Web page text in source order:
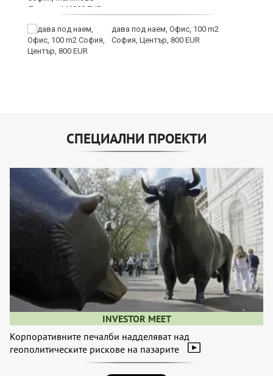
дава под наем, Офис, 100 m2
София, Център, 800 EUR
СПЕЦИАЛНИ ПРОЕКТИ
INVESTOR MEET
Корпоративните печалби надделяват над
геополитическите рискове на пазарите